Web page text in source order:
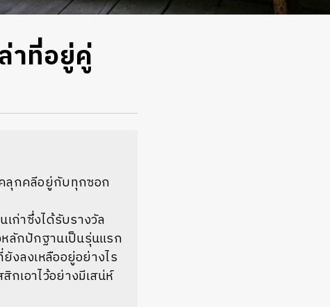
าที่อยู่คู่
ลุกคลีอยู่กับทุกซอก
เก่าซึ่งได้รับรางวัล
ลักปักฐานเป็นรุ่นแรก
งลงเหลืออยู่อย่างไร
เอาไว้อย่างมีเสน่ห์